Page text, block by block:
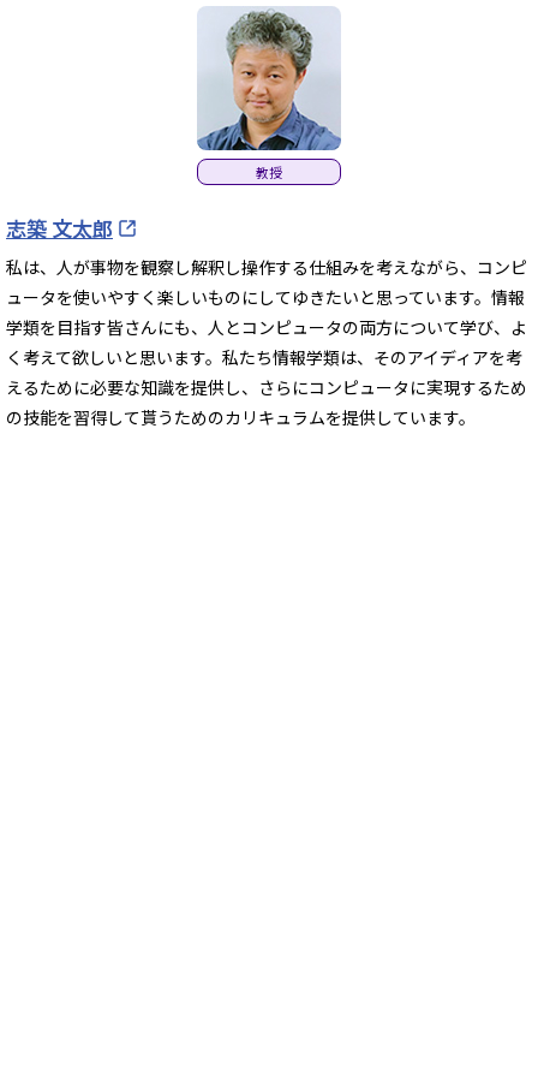
教授
志築 文太郎
私は、人が事物を観察し解釈し操作する仕組みを考えながら、コンピ
ュータを使いやすく楽しいものにしてゆきたいと思っています。情報
学類を目指す皆さんにも、人とコンピュータの両方について学び、よ
く考えて欲しいと思います。私たち情報学類は、そのアイディアを考
えるために必要な知識を提供し、さらにコンピュータに実現するため
の技能を習得して貰うためのカリキュラムを提供しています。